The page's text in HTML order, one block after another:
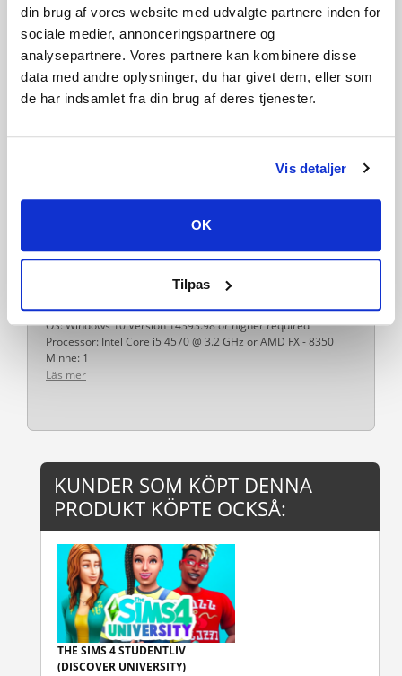
din brug af vores website med udvalgte partnere inden for
sociale medier, annonceringspartnere og
analysepartnere. Vores partnere kan kombinere disse
data med andre oplysninger, du har givet dem, eller som
de har indsamlet fra din brug af deres tjenester.
Vis detaljer
OK
Tilpas
Sprog
DanskEngelsk Svensk
Multiplayer
Releasedag
OS: Windows 7 or higher
DirectX: Version 11
Lagring: 11 GB ledigt utrymme
REKOMMENDERADE:
OS: Windows 10 Version 14393.98 or higher required
Processor: Intel Core i5 4570 @ 3.2 GHz or AMD FX - 8350
Minne: 1
Läs mer
KUNDER SOM KÖPT DENNA
PRODUKT KÖPTE OCKSÅ:
THE SIMS 4 STUDENTLIV
(DISCOVER UNIVERSITY)